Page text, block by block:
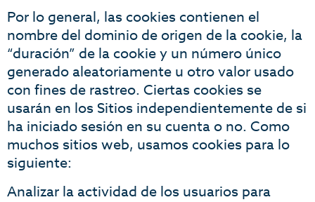
Por lo general, las cookies contienen el
nombre del dominio de origen de la cookie, la
“duración” de la cookie y un número único
generado aleatoriamente u otro valor usado
con fines de rastreo. Ciertas cookies se
usarán en los Sitios independientemente de si
ha iniciado sesión en su cuenta o no. Como
muchos sitios web, usamos cookies para lo
siguiente:
Analizar la actividad de los usuarios para